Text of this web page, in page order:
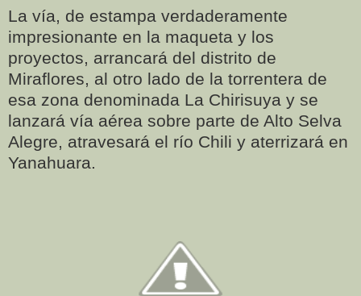
La vía, de estampa verdaderamente
impresionante en la maqueta y los
proyectos, arrancará del distrito de
Miraflores, al otro lado de la torrentera de
esa zona denominada La Chirisuya y se
lanzará vía aérea sobre parte de Alto Selva
Alegre, atravesará el río Chili y aterrizará en
Yanahuara.